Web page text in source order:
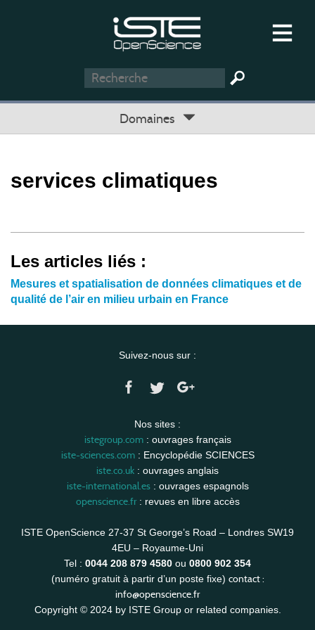
Domaines
services climatiques
Les articles liés :
Mesures et spatialisation de données climatiques et de
qualité de l’air en milieu urbain en France
Suivez-nous sur :
Nos sites :
istegroup.com: ouvrages français
iste-sciences.com: Encyclopédie SCIENCES
iste.co.uk : ouvrages anglais
iste-international.es: ouvrages espagnols
openscience.fr: revues en libre accès
ISTE OpenScience 27-37 St George’s Road – Londres SW19
4EU – Royaume-Uni
Tel : 0044 208 879 4580 ou 0800 902 354
(numéro gratuit à partir d’un poste fixe) contact :
info@openscience.fr
Copyright © 2024 by ISTE Group or related companies.